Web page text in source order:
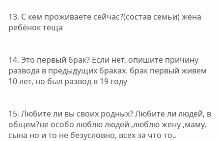
13. С кем проживаете сейчас?(состав семьи) жена
ребёнок теща
14. Это первый брак? Если нет, опишите причину
развода в предыдущих браках. брак первый живем
10 лет, но был развод в 19 году
15. Любите ли вы своих родных? Любите ли людей, в
общем?не особо люблю людей ,люблю жену ,маму,
сына но и то не безусловно, всех за что то..